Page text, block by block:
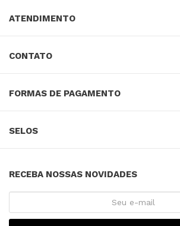
ATENDIMENTO
CONTATO
FORMAS DE PAGAMENTO
SELOS
RECEBA NOSSAS NOVIDADES